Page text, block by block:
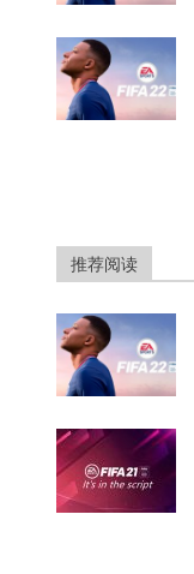
推荐阅读